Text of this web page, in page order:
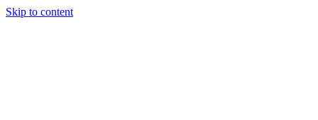
Skip to content